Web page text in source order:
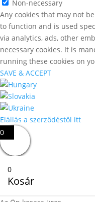
Non-necessary
Any cookies that may not
to function and is used
via analytics, ads, other
necessary cookies. It is
running these cookies on
SAVE & ACCEPT
Elállás a szerződéstől itt
0
0
Kosár